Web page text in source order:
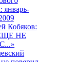
январь-
Кобяков:
НЕ